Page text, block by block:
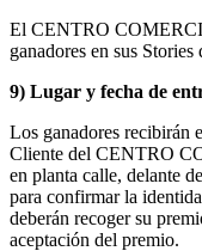
El CENTRO
ganadores en sus Stories
9) Lugar y fecha de
Los ganadores recibirán
Cliente del CENTRO
en planta calle, delante
para confirmar la
deberán recoger su
aceptación del premio.